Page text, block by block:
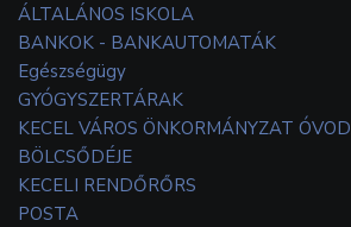
ÁLTALÁNOS ISKOLA
BANKOK - BANKAUTOMATÁK
Egészségügy
GYÓGYSZERTÁRAK
KECEL VÁROS ÖNKORMÁNYZAT
BÖLCSŐDÉJE
KECELI RENDŐRŐRS
POSTA